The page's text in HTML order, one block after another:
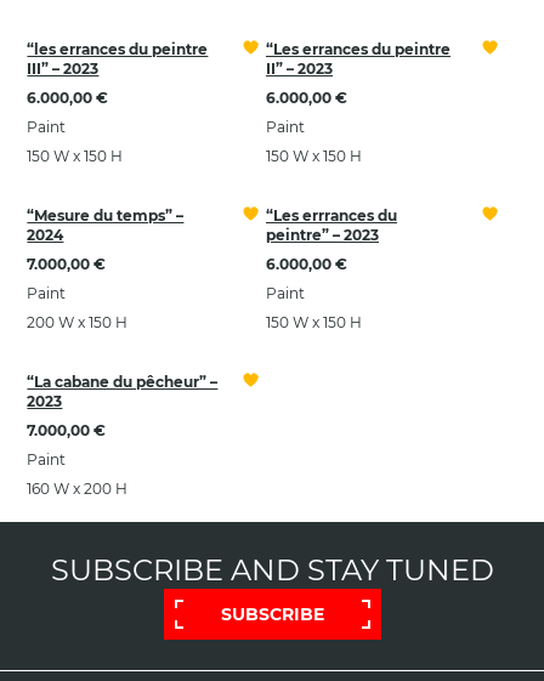
“les errances du peintre
III” – 2023
6.000,00 €
Paint
150 W x 150 H
“Les errances du peintre
II” – 2023
6.000,00 €
Paint
150 W x 150 H
“Mesure du temps” –
2024
7.000,00 €
Paint
200 W x 150 H
“Les errrances du
peintre” – 2023
6.000,00 €
Paint
150 W x 150 H
“La cabane du pêcheur” –
2023
7.000,00 €
Paint
160 W x 200 H
SUBSCRIBE AND STAY TUNED
SUBSCRIBE